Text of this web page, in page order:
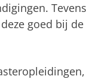
goed bij